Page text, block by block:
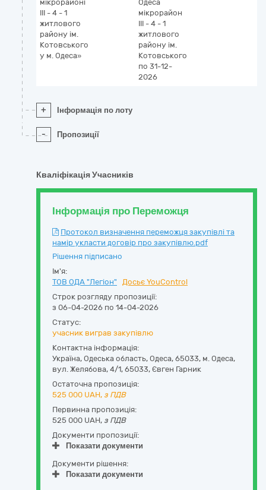
мікрорайоні
ІІІ - 4 - 1
житлового
району ім.
Котовського
у м. Одеса»
Одеса
мікрорайон
ІІІ - 4 - 1
житлового
району ім.
Котовського
по 31-12-
2026
+ Інформація по лоту
- Пропозиції
Кваліфікація Учасників
Інформація про Переможця
Протокол визначення переможця закупівлі та
намір укласти договір про закупівлю.pdf
Рішення підписано
Ім'я:
ТОВ ОДА "Легіон"
Досьє YouControl
Строк розгляду пропозиції:
з 06-04-2026 по 14-04-2026
Статус:
учасник виграв закупівлю
Контактна інформація:
Україна, Одеська область, Одеса, 65033, м. Одеса,
вул. Желябова, 4/1, 65033, Євген Гарник
Остаточна пропозиція:
525 000 UAH, з ПДВ
Первинна пропозиція:
525 000 UAH, з ПДВ
Документи пропозиції:
Показати документи
Документи рішення:
Показати документи